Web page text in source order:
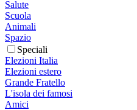
Salute
Scuola
Animali
Spazio
Speciali
Elezioni Italia
Elezioni estero
Grande Fratello
L'isola dei famosi
Amici